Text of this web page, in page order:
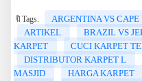
🔖Tags:
ARGENTINA VS CAPE
ARTIKEL
BRAZIL VS
KARPET
CUCI KARPET
DISTRIBUTOR KARPET L
MASJID
HARGA KARPET